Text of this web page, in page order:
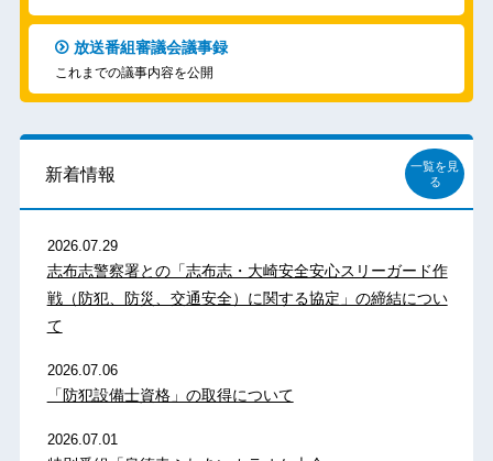
放送番組審議会議事録
これまでの議事内容を公開
新着情報
一覧を見
る
2026.07.29
志布志警察署との「志布志・大崎安全安心スリーガード作
戦（防犯、防災、交通安全）に関する協定」の締結につい
て
2026.07.06
「防犯設備士資格」の取得について
2026.07.01